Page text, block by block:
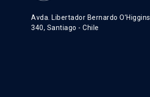
Avda. Libertador Bernardo O’Higgins
340, Santiago - Chile